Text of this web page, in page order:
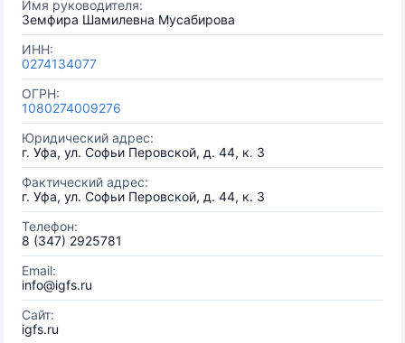
Имя руководителя:
Земфира Шамилевна Мусабирова
ИНН:
0274134077
ОГРН:
1080274009276
Юридический адрес:
г. Уфа, ул. Софьи Перовской, д. 44, к. 3
Фактический адрес:
г. Уфа, ул. Софьи Перовской, д. 44, к. 3
Телефон:
8 (347) 2925781
Email:
info@igfs.ru
Сайт:
igfs.ru